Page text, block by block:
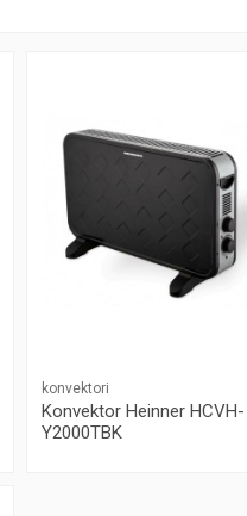
konvektori
Konvektor Heinner HCVH-
Y2000TBK